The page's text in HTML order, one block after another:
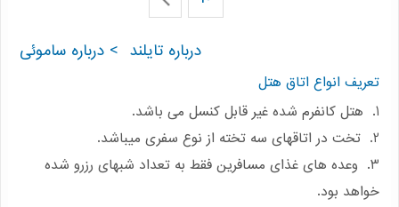
درباره تایلند > درباره ساموئی
تعریف انواع اتاق هتل
1. هتل کانفرم شده غیر قابل کنسل می باشد.
2. تخت در اتاقهای سه تخته از نوع سفری میباشد.
3. وعده های غذای مسافرین فقط به تعداد شبهای رزرو شده
خواهد بود.